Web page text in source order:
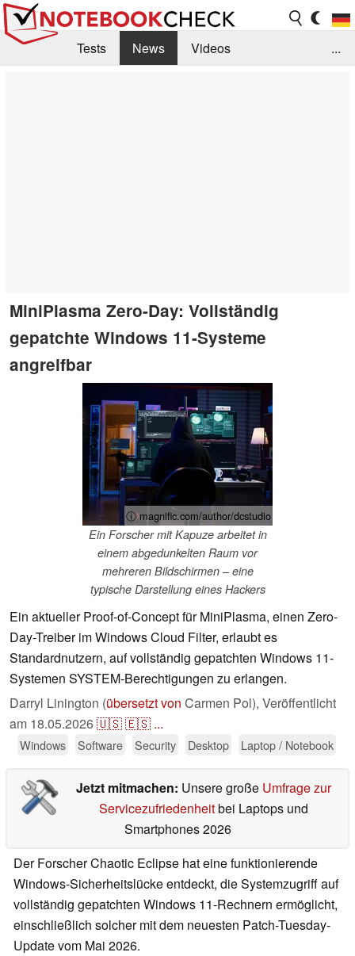
Tests News
Videos
...
MiniPlasma Zero-Day: Vollständig
gepatchte Windows 11-Systeme
angreifbar
ⓘ magnific.com/author/dcstudio
Ein Forscher mit Kapuze arbeitet in
einem abgedunkelten Raum vor
mehreren Bildschirmen – eine
typische Darstellung eines Hackers
Ein aktueller Proof-of-Concept für MiniPlasma, einen Zero-
Day-Treiber im Windows Cloud Filter, erlaubt es
Standardnutzern, auf vollständig gepatchten Windows 11-
Systemen SYSTEM-Berechtigungen zu erlangen.
Darryl Linington (übersetzt von Carmen Pol), Veröffentlicht
am 18.05.2026🇺🇸🇪🇸 ...
Windows Software Security Desktop Laptop / Notebook
Jetzt mitmachen: Unsere große Umfrage zur
Servicezufriedenheitbei Laptops und
Smartphones 2026
Der Forscher Chaotic Eclipse hat eine funktionierende
Windows-Sicherheitslücke entdeckt, die Systemzugriff auf
vollständig gepatchten Windows 11-Rechnern ermöglicht,
einschließlich solcher mit dem neuesten Patch-Tuesday-
Update vom Mai 2026.